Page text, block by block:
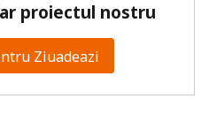
proiectul nostru
Ziuadeazi